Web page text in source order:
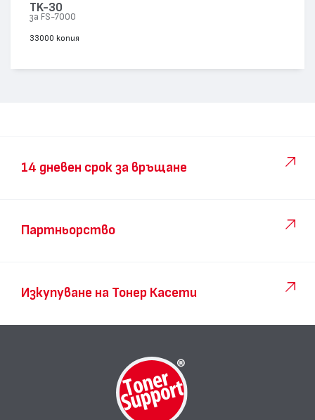
TK-30
за FS-7000
33000 копия
14 дневен срок за връщане
Партньорство
Изкупуване на Тонер Касети